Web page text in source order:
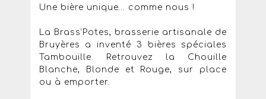
Une bière unique… comme nous !
La Brass’Potes, brasserie artisanale de
Bruyères a inventé 3 bières spéciales
Tambouille. Retrouvez la Chouille
Blanche, Blonde et Rouge, sur place
ou à emporter.